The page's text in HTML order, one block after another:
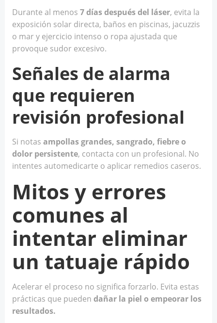
Durante al menos 7 días después del láser, evita la
exposición solar directa, baños en piscinas, jacuzzis
o mar y ejercicio intenso o ropa ajustada que
provoque sudor excesivo.
Señales de alarma
que requieren
revisión profesional
Si notas ampollas grandes, sangrado, fiebre o
dolor persistente, contacta con un profesional. No
intentes automedicarte o aplicar remedios caseros.
Mitos y errores
comunes al
intentar eliminar
un tatuaje rápido
Acelerar el proceso no significa forzarlo. Evita estas
prácticas que pueden dañar la piel o empeorar los
resultados.